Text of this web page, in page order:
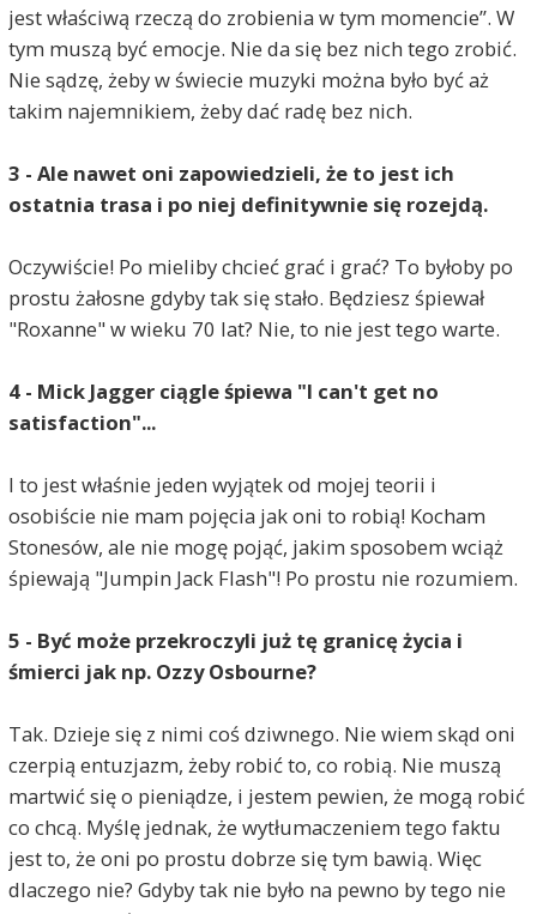
jest właściwą rzeczą do zrobienia w tym momencie”. W
tym muszą być emocje. Nie da się bez nich tego zrobić.
Nie sądzę, żeby w świecie muzyki można było być aż
takim najemnikiem, żeby dać radę bez nich.
3 - Ale nawet oni zapowiedzieli, że to jest ich
ostatnia trasa i po niej definitywnie się rozejdą.
Oczywiście! Po mieliby chcieć grać i grać? To byłoby po
prostu żałosne gdyby tak się stało. Będziesz śpiewał
"Roxanne" w wieku 70 lat? Nie, to nie jest tego warte.
4 - Mick Jagger ciągle śpiewa "I can't get no
satisfaction"...
I to jest właśnie jeden wyjątek od mojej teorii i
osobiście nie mam pojęcia jak oni to robią! Kocham
Stonesów, ale nie mogę pojąć, jakim sposobem wciąż
śpiewają "Jumpin Jack Flash"! Po prostu nie rozumiem.
5 - Być może przekroczyli już tę granicę życia i
śmierci jak np. Ozzy Osbourne?
Tak. Dzieje się z nimi coś dziwnego. Nie wiem skąd oni
czerpią entuzjazm, żeby robić to, co robią. Nie muszą
martwić się o pieniądze, i jestem pewien, że mogą robić
co chcą. Myślę jednak, że wytłumaczeniem tego faktu
jest to, że oni po prostu dobrze się tym bawią. Więc
dlaczego nie? Gdyby tak nie było na pewno by tego nie